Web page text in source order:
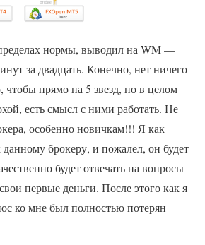
нормы, выводил на WM —
за двадцать. Конечно, нет ничего
чтобы прямо на 5 звезд, но в целом
есть смысл с ними работать. Не
особенно новичкам!!! Я как
брокеру, и пожалел, он будет
будет отвечать на вопросы
первые деньги. После этого как я
ко мне был полностью потерян